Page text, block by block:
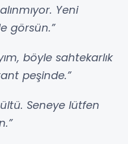
Yeni
görsün.”
böyle sahtekarlık
peşinde.”
Seneye lütfen